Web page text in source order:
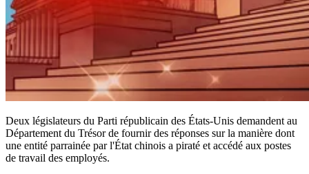
Deux législateurs du Parti républicain des États-Unis demandent au
Département du Trésor de fournir des réponses sur la manière dont
une entité parrainée par l'État chinois a piraté et accédé aux postes
de travail des employés.